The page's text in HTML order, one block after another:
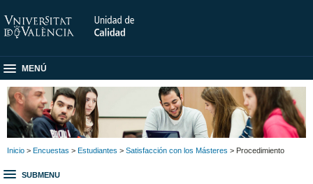
MENÚ
Inicio > Encuestas > Estudiantes > Satisfacción con los Másteres > Procedimiento
SUBMENU